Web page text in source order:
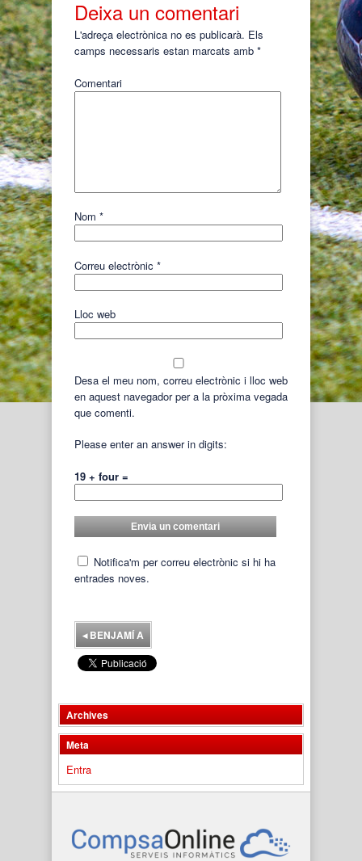
Deixa un comentari
L'adreça electrònica no es publicarà. Els
camps necessaris estan marcats amb *
Comentari
Nom *
Correu electrònic *
Lloc web
Desa el meu nom, correu electrònic i lloc web
en aquest navegador per a la pròxima vegada
que comenti.
Please enter an answer in digits:
19 + four =
Notifica'm per correu electrònic si hi ha
entrades noves.
◂BENJAMÍ A
Archives
Meta
Entra